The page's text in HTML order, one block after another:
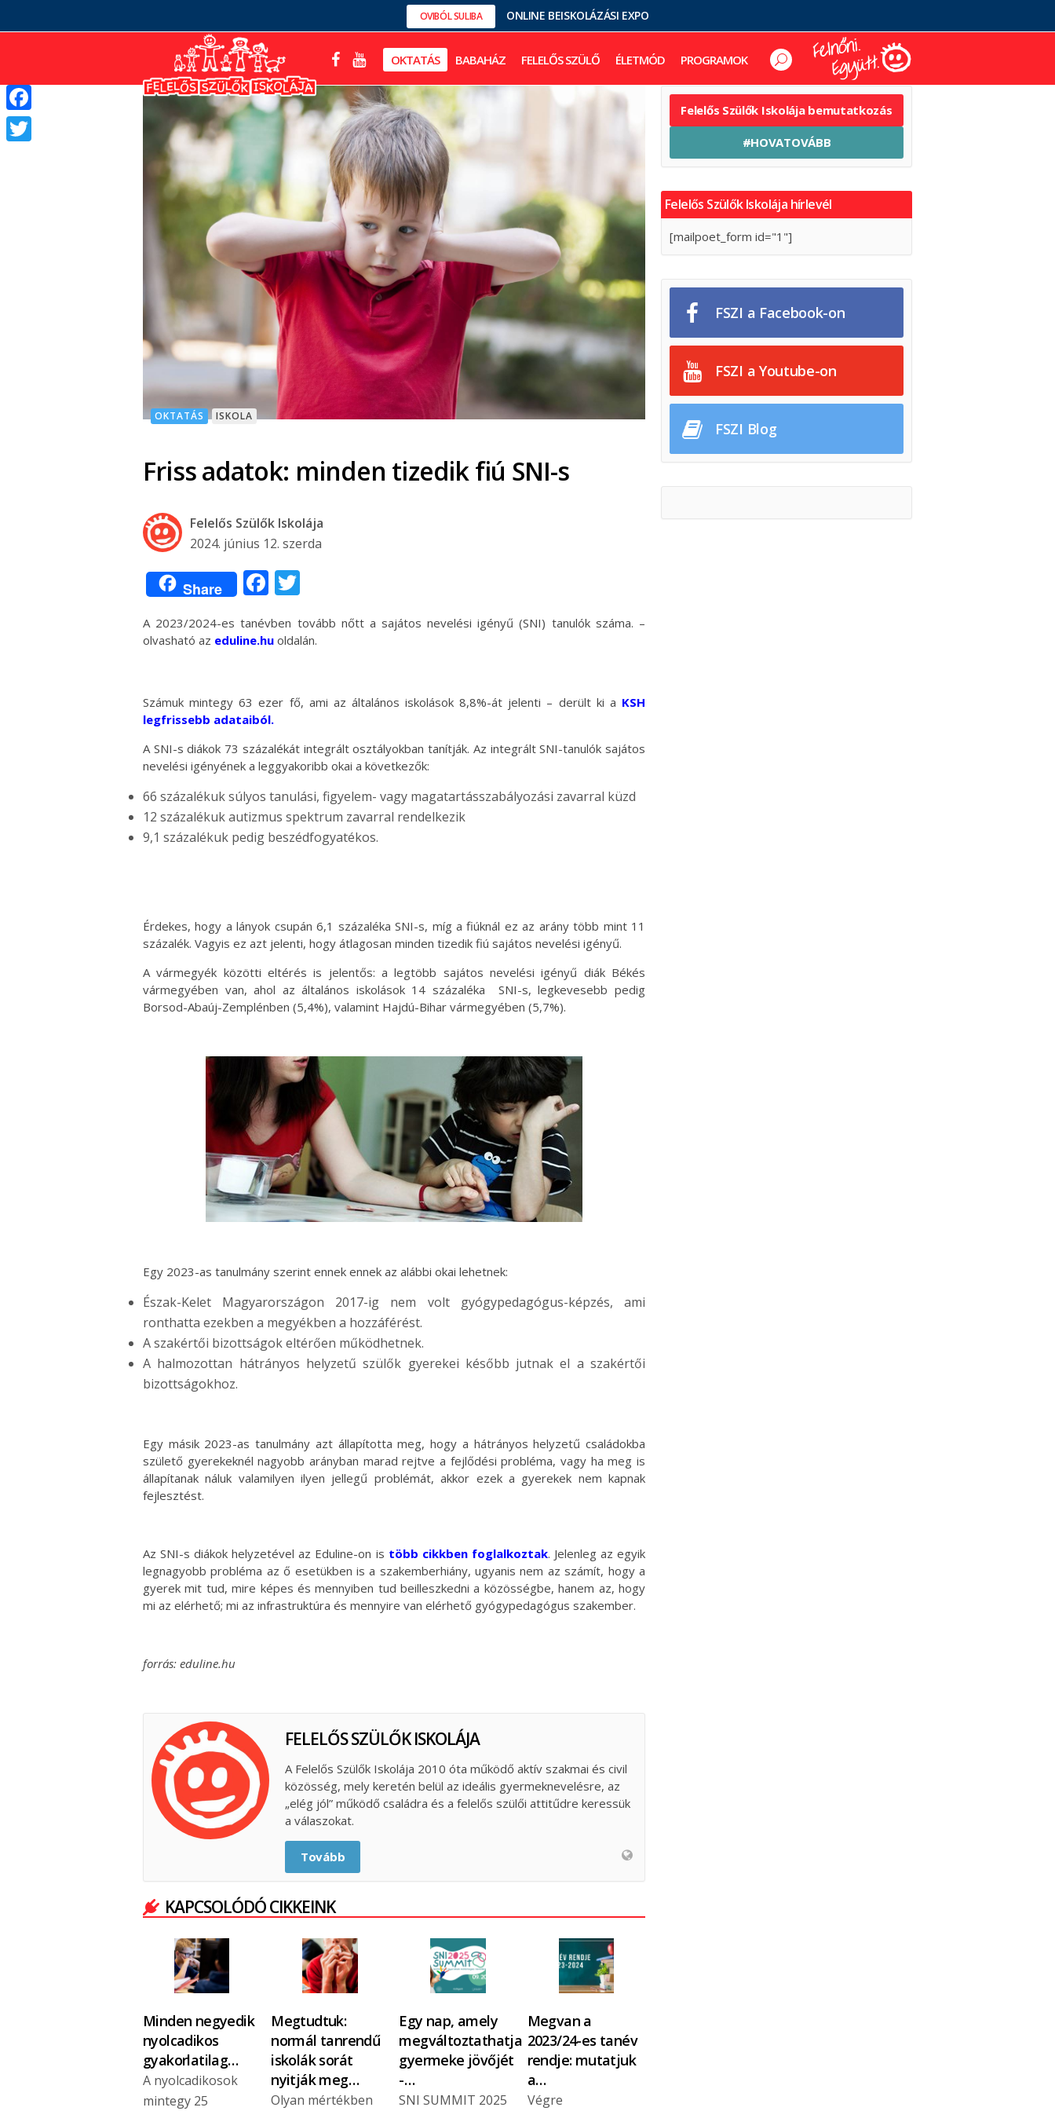
OVIBÓL SULIBA ONLINE BEISKOLÁZÁSI EXPO
OKTATÁS BABAHÁZ FELELŐS SZÜLŐ ÉLETMÓD PROGRAMOK
OKTATÁS ISKOLA
Friss adatok: minden tizedik fiú SNI-s
Felelős Szülők Iskolája
2024. június 12. szerda
Share Facebook
A 2023/2024-es tanévben tovább nőtt a sajátos nevelési igényű (SNI) tanulók száma. –
olvasható az eduline.hu oldalán.
Számuk mintegy 63 ezer fő, ami az általános iskolások 8,8%-át jelenti – derült ki a KSH
legfrissebb adataiból.
A SNI-s diákok 73 százalékát integrált osztályokban tanítják. Az integrált SNI-tanulók sajátos
nevelési igényének a leggyakoribb okai a következők:
66 százalékuk súlyos tanulási, figyelem- vagy magatartásszabályozási zavarral küzd
12 százalékuk autizmus spektrum zavarral rendelkezik
9,1 százalékuk pedig beszédfogyatékos.
Érdekes, hogy a lányok csupán 6,1 százaléka SNI-s, míg a fiúknál ez az arány több mint 11
százalék. Vagyis ez azt jelenti, hogy átlagosan minden tizedik fiú sajátos nevelési igényű.
A vármegyék közötti eltérés is jelentős: a legtöbb sajátos nevelési igényű diák Békés
vármegyében van, ahol az általános iskolások 14 százaléka SNI-s, legkevesebb pedig
Borsod-Abaúj-Zemplénben (5,4%), valamint Hajdú-Bihar vármegyében (5,7%).
Egy 2023-as tanulmány szerint ennek ennek az alábbi okai lehetnek:
Észak-Kelet Magyarországon 2017-ig nem volt gyógypedagógus-képzés, ami
ronthatta ezekben a megyékben a hozzáférést.
A szakértői bizottságok eltérően működhetnek.
A halmozottan hátrányos helyzetű szülők gyerekei később jutnak el a szakértői
bizottságokhoz.
Egy másik 2023-as tanulmány azt állapította meg, hogy a hátrányos helyzetű családokba
születő gyerekeknél nagyobb arányban marad rejtve a fejlődési probléma, vagy ha meg is
állapítanak náluk valamilyen ilyen jellegű problémát, akkor ezek a gyerekek nem kapnak
fejlesztést.
Az SNI-s diákok helyzetével az Eduline-on is több cikkben foglalkoztak. Jelenleg az egyik
legnagyobb probléma az ő esetükben is a szakemberhiány, ugyanis nem az számít, hogy a
gyerek mit tud, mire képes és mennyiben tud beilleszkedni a közösségbe, hanem az, hogy
mi az elérhető; mi az infrastruktúra és mennyire van elérhető gyógypedagógus szakember.
forrás: eduline.hu
FELELŐS SZÜLŐK ISKOLÁJA
A Felelős Szülők Iskolája 2010 óta működő aktív szakmai és civil
közösség, mely keretén belül az ideális gyermeknevelésre, az
„elég jól” működő családra és a felelős szülői attitűdre keressük
a válaszokat.
Tovább
KAPCSOLÓDÓ CIKKEINK
Minden negyedik
nyolcadikos
gyakorlatilag…
A nyolcadikosok
mintegy 25
Megtudtuk:
normál tanrendű
iskolák sorát
nyitják meg…
Olyan mértékben
Egy nap, amely
megváltoztathatja
gyermeke jövőjét
-…
SNI SUMMIT 2025
Megvan a
2023/24-es tanév
rendje: mutatjuk
a…
Végre
Felelős Szülők Iskolája bemutatkozás
#HOVATOVÁBB
Felelős Szülők Iskolája hírlevél
[mailpoet_form id="1"]
FSZI a Facebook-on
FSZI a Youtube-on
FSZI Blog
Facebook